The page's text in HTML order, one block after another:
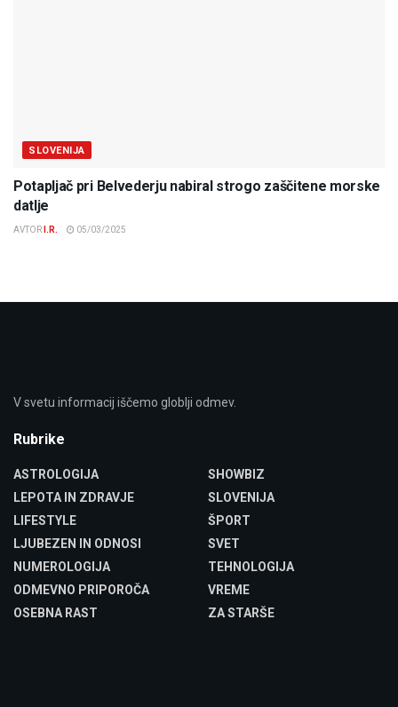
SLOVENIJA
Potapljač pri Belvederju nabiral strogo zaščitene morske
datlje
AVTOR I.R. 05/03/2025
V svetu informacij iščemo globlji odmev.
Rubrike
ASTROLOGIJA
LEPOTA IN ZDRAVJE
LIFESTYLE
LJUBEZEN IN ODNOSI
NUMEROLOGIJA
ODMEVNO PRIPOROČA
OSEBNA RAST
SHOWBIZ
SLOVENIJA
ŠPORT
SVET
TEHNOLOGIJA
VREME
ZA STARŠE